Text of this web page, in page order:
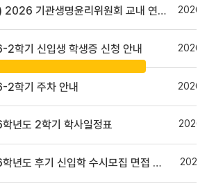
기관생명윤리위원회 교내 연구자 교육 사전신청 안내
학기 신입생 학생증 신청 안내
학기 주차 안내
년도 2학기 학사일정표
년도 후기 신입학 수시모집 면접 안내